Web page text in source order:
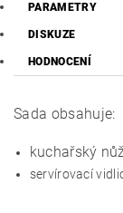
PARAMETRY
DISKUZE
HODNOCENÍ
Sada obsahuje:
kuchařský
servírovací